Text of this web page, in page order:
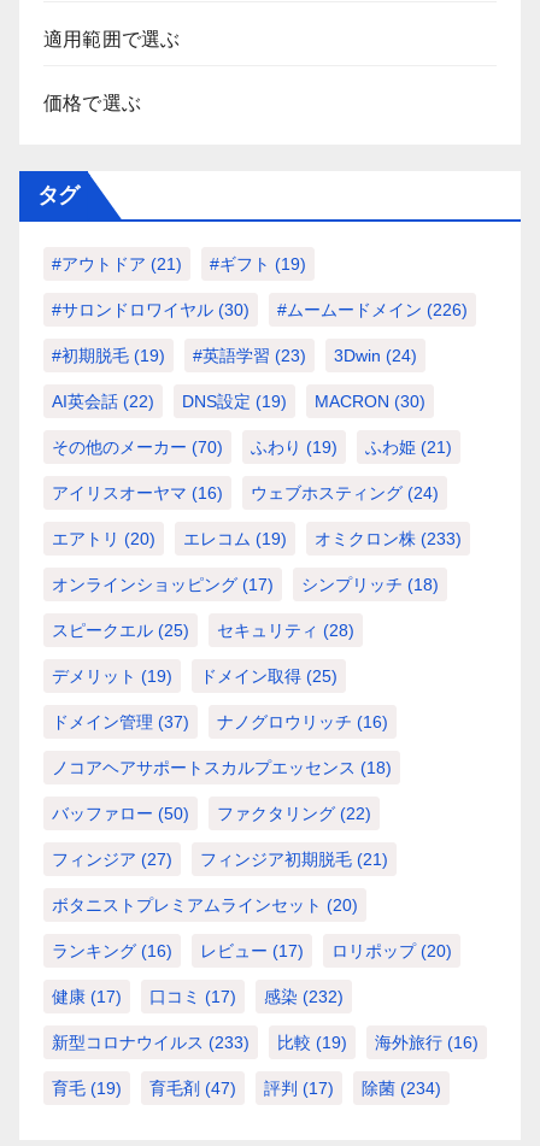
適用範囲で選ぶ
価格で選ぶ
タグ
#アウトドア (21) #ギフト (19)
#サロンドロワイヤル (30) #ムームードメイン (226)
#初期脱毛 (19) #英語学習 (23) 3Dwin (24)
AI英会話 (22) DNS設定 (19) MACRON (30)
その他のメーカー (70) ふわり (19) ふわ姫 (21)
アイリスオーヤマ (16) ウェブホスティング (24)
エアトリ (20) エレコム (19) オミクロン株 (233)
オンラインショッピング (17) シンプリッチ (18)
スピークエル (25) セキュリティ (28)
デメリット (19) ドメイン取得 (25)
ドメイン管理 (37) ナノグロウリッチ (16)
ノコアヘアサポートスカルプエッセンス (18)
バッファロー (50) ファクタリング (22)
フィンジア (27) フィンジア初期脱毛 (21)
ボタニストプレミアムラインセット (20)
ランキング (16) レビュー (17) ロリポップ(20)
健康 (17) 口コミ (17) 感染 (232)
新型コロナウイルス (233) 比較 (19) 海外旅行 (16)
育毛 (19) 育毛剤 (47) 評判 (17) 除菌 (234)